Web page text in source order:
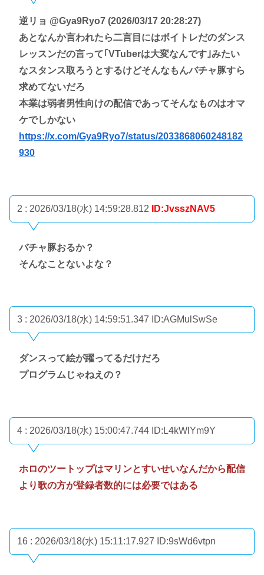
逆リョ @Gya9Ryo7 (2026/03/17 20:28:27)
あとなんか言われたら二言目にはボイトレだのダンス
レッスンだの言って｢VTuberは大変なんです｣みたい
なスタンス取ろうとするけどそんなもんバチャ豚すら
求めてないだろ
本業は弱者男性向けの配信であってそんなものはオマ
ケでしかない
https://x.com/Gya9Ryo7/status/2033868060248182
930
2 : 2026/03/18(水) 14:59:28.812 ID:JvsszNAV5
バチャ豚おるか？
そんなことないよな？
3 : 2026/03/18(水) 14:59:51.347 ID:AGMulSwSe
ダンスって絵が躍ってるだけだろ
プログラムじゃねえの？
4 : 2026/03/18(水) 15:00:47.744 ID:L4kWlYm9Y
ホロのツートップはマリンとすいせいなんだから配信
より歌の方が登録者数的には必要ではある
16 : 2026/03/18(水) 15:11:17.927 ID:9sWd6vtpn